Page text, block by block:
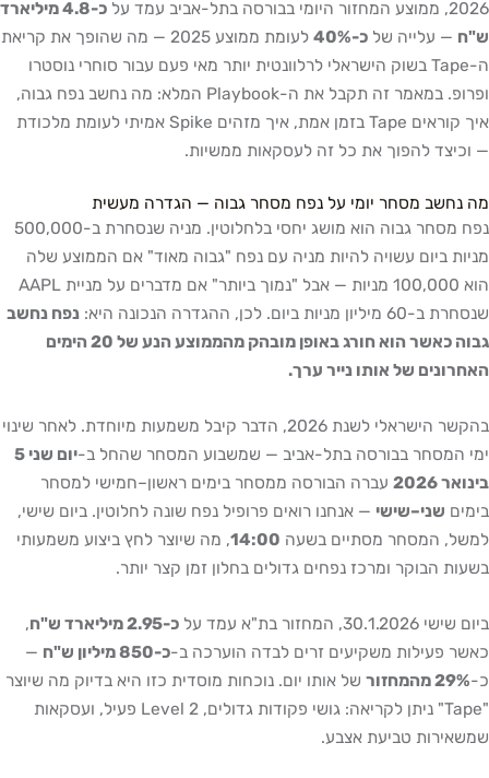
2026, ממוצע המחזור היומי בבורסה בתל-אביב עמד על
כ-4.8 מיליארד
ש"ח — עלייה של כ-40%
לעומת ממוצע 2025 — מה שהופך את קריאת
ה-Tape בשוק הישראלי לרלוונטית יותר מאי פעם עבור סוחרי נוסטרו
ופרופ. במאמר זה תקבל את ה-Playbook המלא: מה נחשב נפח גבוה,
איך קוראים Tape בזמן אמת, איך מזהים Spike אמיתי לעומת מלכודת
— וכיצד להפוך את כל זה לעסקאות ממשיות.
מה נחשב מסחר יומי על נפח מסחר גבוה — הגדרה מעשית
נפח מסחר גבוה הוא מושג יחסי בלחלוטין. מניה שנסחרת ב-500,000
מניות ביום עשויה להיות מניה עם נפח "גבוה מאוד" אם הממוצע שלה
הוא 100,000 מניות — אבל "נמוך ביותר" אם מדברים על מניית AAPL
שנסחרת ב-60 מיליון מניות ביום. לכן, ההגדרה הנכונה היא:
נפח נחשב
גבוה כאשר הוא חורג באופן מובהק מהממוצע הנע של 20 הימים
האחרונים של אותו נייר ערך.
בהקשר הישראלי לשנת 2026, הדבר קיבל משמעות מיוחדת. לאחר שינוי
ימי המסחר בבורסה בתל-אביב — שמשבוע המסחר שהחל ב-
יום שני 5
בינואר 2026
עברה הבורסה ממסחר בימים ראשון–חמישי למסחר
בימים שני–שישי — אנחנו רואים פרופיל נפח שונה לחלוטין. ביום שישי,
למשל, המסחר מסתיים בשעה 14:00, מה שיוצר לחץ ביצוע משמעותי
בשעות הבוקר ומרכז נפחים גדולים בחלון זמן קצר יותר.
ביום שישי 30.1.2026, המחזור בת"א עמד על כ-2.95 מיליארד ש"ח
,
כאשר פעילות משקיעים זרים לבדה הוערכה ב-כ-850 מיליון ש"ח
—
כ-29% מהמחזור
של אותו יום. נוכחות מוסדית כזו היא בדיוק מה שיוצר
"Tape" ניתן לקריאה: גושי פקודות גדולים, Level 2 פעיל, ועסקאות
שמשאירות טביעת אצבע.